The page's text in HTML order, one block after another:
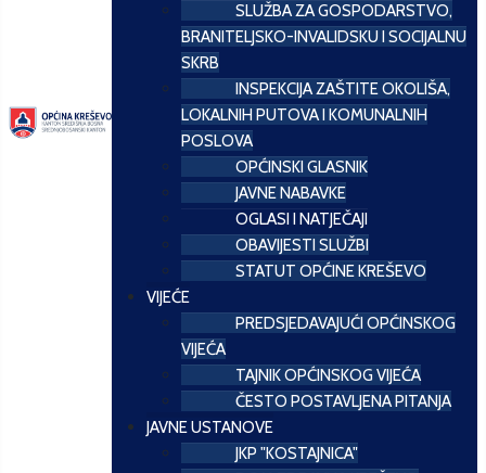
SLUŽBA ZA GOSPODARSTVO,
BRANITELJSKO-INVALIDSKU I SOCIJALNU
SKRB
INSPEKCIJA ZAŠTITE OKOLIŠA,
LOKALNIH PUTOVA I KOMUNALNIH
POSLOVA
OPĆINSKI GLASNIK
JAVNE NABAVKE
OGLASI I NATJEČAJI
OBAVIJESTI SLUŽBI
STATUT OPĆINE KREŠEVO
VIJEĆE
PREDSJEDAVAJUĆI OPĆINSKOG
VIJEĆA
TAJNIK OPĆINSKOG VIJEĆA
ČESTO POSTAVLJENA PITANJA
JAVNE USTANOVE
JKP "KOSTAJNICA"